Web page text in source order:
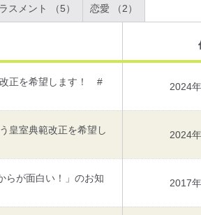
スメント （5） 恋愛 （2）
改正を希望します！ # 2024
皇室典範改正を希望し 2024
が面白い！」のお知 2017